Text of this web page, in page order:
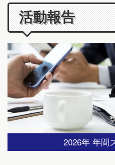
活動報告
2026年 年間